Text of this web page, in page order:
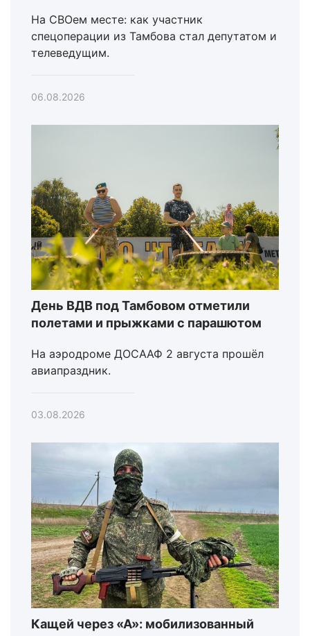
На СВОем месте: как участник
спецоперации из Тамбова стал депутатом и
телеведущим.
06.08.2026
День ВДВ под Тамбовом отметили
полетами и прыжками с парашютом
На аэродроме ДОСААФ 2 августа прошёл
авиапраздник.
03.08.2026
Кащей через «А»: мобилизованный